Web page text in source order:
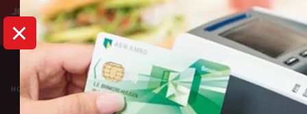
HOME KALENDER THE WEEKND: AFTER HOURS TIL DAWN